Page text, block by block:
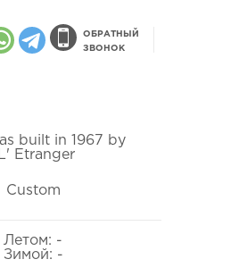
ОБРАТНЫЙ
ЗВОНОК
built in 1967 by
Etranger
Custom
Летом: -
Зимой: -